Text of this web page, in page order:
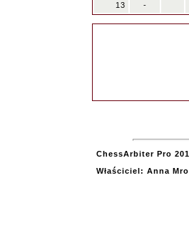
13
-
ChessArbiter Pro
Właściciel: Anna